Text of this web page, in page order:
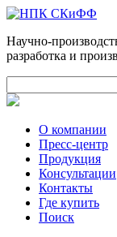
Научно-
разработка и
Форма
О компании
Пресс-центр
Продукция
Консультации
Контакты
Где купить
Поиск